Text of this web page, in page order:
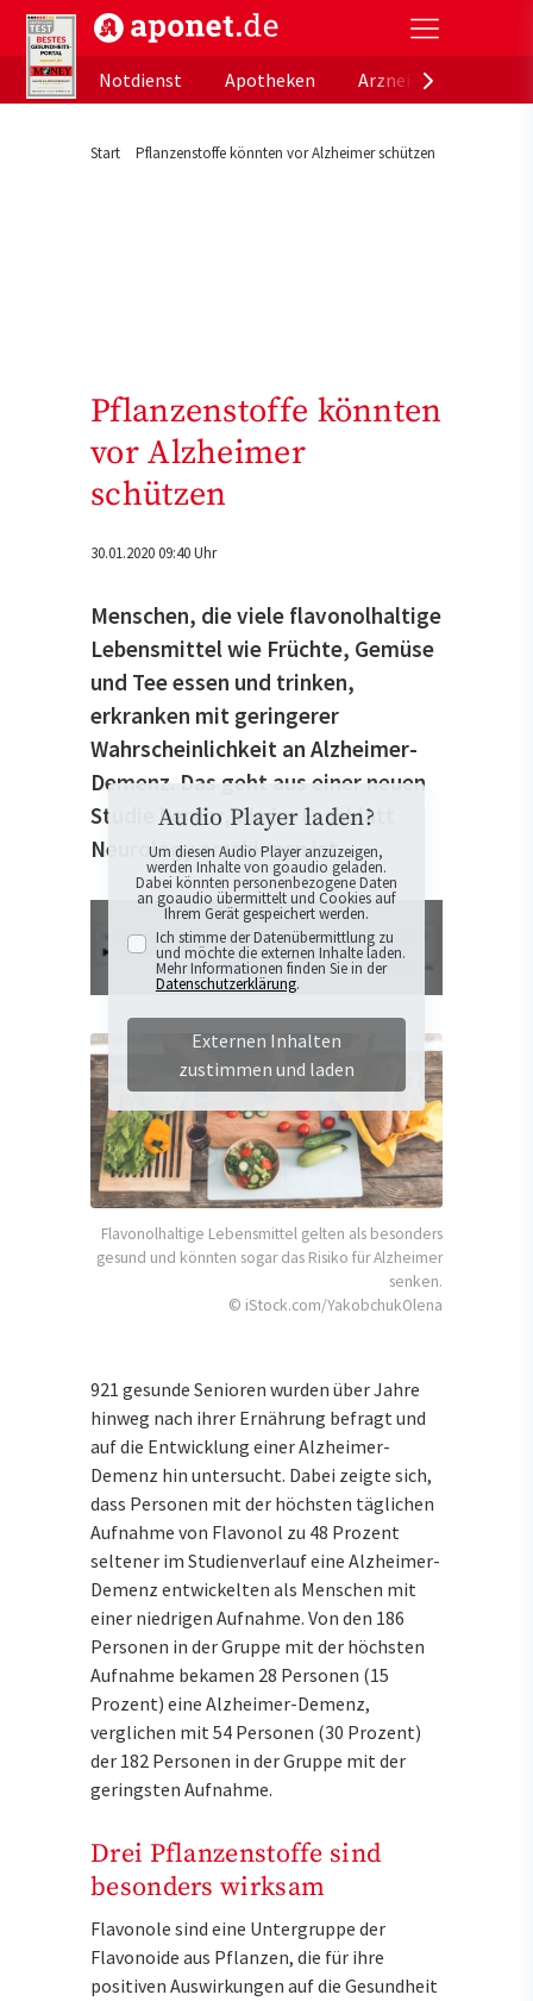
aponet.de - Das offizielle Gesundheitsportal der
Notdienst
Apotheken
Start Pflanzenstoffe könnten vor Alzheimer schützen
Pflanzenstoffe könnten
vor Alzheimer
schützen
30.01.2020 09:40 Uhr
Menschen, die viele flavonolhaltige
Lebensmittel wie Früchte, Gemüse
und Tee essen und trinken,
erkranken mit geringerer
Wahrscheinlichkeit an Alzheimer-
Demenz. Das geht aus einer neuen
Studie hervor, die im Fachblatt
Neurology erschienen ist.
Audio Player laden?
Um diesen Audio Player anzuzeigen,
werden Inhalte von goaudio geladen.
Dabei könnten personenbezogene Daten
an goaudio übermittelt und Cookies auf
Ihrem Gerät gespeichert werden.
Ich stimme der Datenübermittlung zu
und möchte die externen Inhalte laden.
Mehr Informationen finden Sie in der
Datenschutzerklärung.
Externen Inhalten
zustimmen und laden
Flavonolhaltige Lebensmittel gelten als besonders
gesund und könnten sogar das Risiko für Alzheimer
senken.
© iStock.com/YakobchukOlena
921 gesunde Senioren wurden über Jahre
hinweg nach ihrer Ernährung befragt und
auf die Entwicklung einer Alzheimer-
Demenz hin untersucht. Dabei zeigte sich,
dass Personen mit der höchsten täglichen
Aufnahme von Flavonol zu 48 Prozent
seltener im Studienverlauf eine Alzheimer-
Demenz entwickelten als Menschen mit
einer niedrigen Aufnahme. Von den 186
Personen in der Gruppe mit der höchsten
Aufnahme bekamen 28 Personen (15
Prozent) eine Alzheimer-Demenz,
verglichen mit 54 Personen (30 Prozent)
der 182 Personen in der Gruppe mit der
geringsten Aufnahme.
Drei Pflanzenstoffe sind
besonders wirksam
Flavonole sind eine Untergruppe der
Flavonoide aus Pflanzen, die für ihre
positiven Auswirkungen auf die Gesundheit